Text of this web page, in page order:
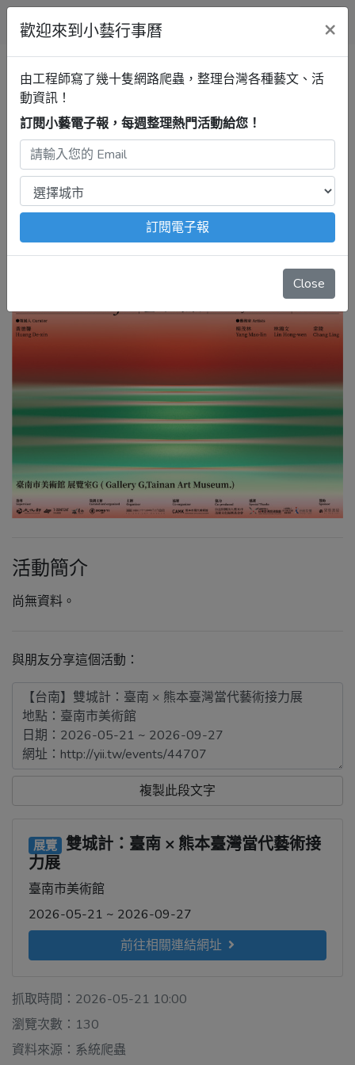
小藝行事曆
台南行事曆 臺南市美術館
雙
城計：臺南 × 熊本臺灣當代藝術
接力展
2026年5月21日 – 9月27日
注意：出發前請去官網再次確認！
取，沒有算到疫情影響、例行休館日、國定假日、移師外地
活動簡介
尚無資料。
與朋友分享這個活動：
複製此段文字
展覽 雙城計：臺南 × 熊本臺灣當代藝術接
力展
臺南市美術館
2026-05-21 ~ 2026-09-27
前往相關連結網址
抓取時間：2026-05-21 10:00
瀏覽次數：130
資料來源：系統爬蟲
歡迎來到小藝行事曆 ×
由工程師寫了幾十隻網路爬蟲，整理台灣各種藝文、活
動資訊！
訂閱小藝電子報，每週整理熱門活動給您！
訂閱電子報
Close